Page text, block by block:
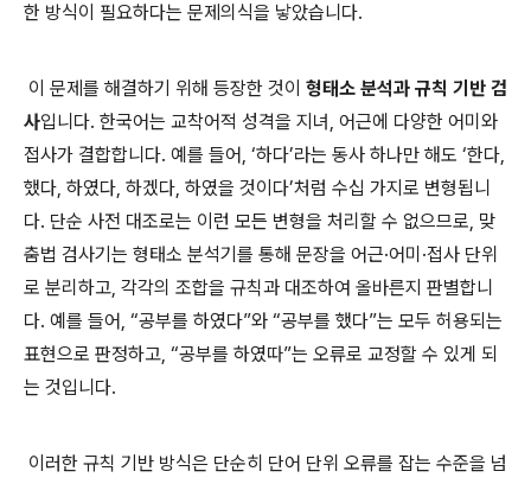
한 방식이 필요하다는 문제의식을 낳았습니다.
이 문제를 해결하기 위해 등장한 것이 형태소 분석과 규칙 기반 검
사입니다. 한국어는 교착어적 성격을 지녀, 어근에 다양한 어미와
접사가 결합합니다. 예를 들어, ‘하다’라는 동사 하나만 해도 ‘한다,
했다, 하였다, 하겠다, 하였을 것이다’처럼 수십 가지로 변형됩니
다. 단순 사전 대조로는 이런 모든 변형을 처리할 수 없으므로, 맞
춤법 검사기는 형태소 분석기를 통해 문장을 어근·어미·접사 단위
로 분리하고, 각각의 조합을 규칙과 대조하여 올바른지 판별합니
다. 예를 들어, “공부를 하였다”와 “공부를 했다”는 모두 허용되는
표현으로 판정하고, “공부를 하였따”는 오류로 교정할 수 있게 되
는 것입니다.
이러한 규칙 기반 방식은 단순히 단어 단위 오류를 잡는 수준을 넘